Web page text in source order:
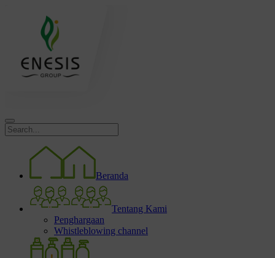
Beranda
Tentang Kami
Penghargaan
Whistleblowing channel